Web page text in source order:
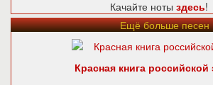
Качайте ноты здесь!
Ещё больше песен
Красная книга